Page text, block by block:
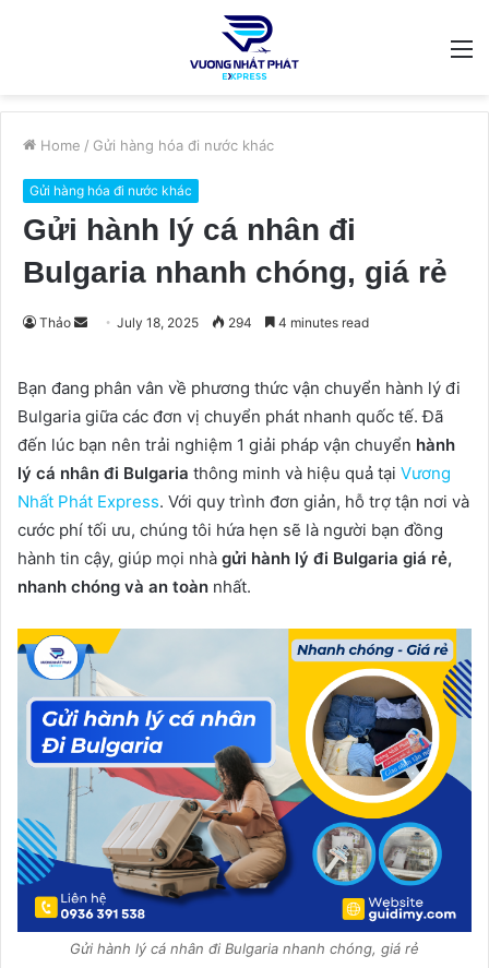
Home / Gửi hàng hóa đi nước khác
Gửi hàng hóa đi nước khác
Gửi hành lý cá nhân đi
Bulgaria nhanh chóng, giá rẻ
Thảo
SendJuly 18, 2025 294 4 minutes read
Bạn đang phân vân về phương thức vận chuyển hành lý đi
Bulgaria giữa các đơn vị chuyển phát nhanh quốc tế. Đã
đến lúc bạn nên trải nghiệm 1 giải pháp vận chuyển hành
lý cá nhân đi Bulgaria thông minh và hiệu quả tại Vương
Nhất Phát Express. Với quy trình đơn giản, hỗ trợ tận nơi và
cước phí tối ưu, chúng tôi hứa hẹn sẽ là người bạn đồng
hành tin cậy, giúp mọi nhà gửi hành lý đi Bulgaria giá rẻ,
nhanh chóng và an toàn nhất.
Gửi hành lý cá nhân đi Bulgaria nhanh chóng, giá rẻ